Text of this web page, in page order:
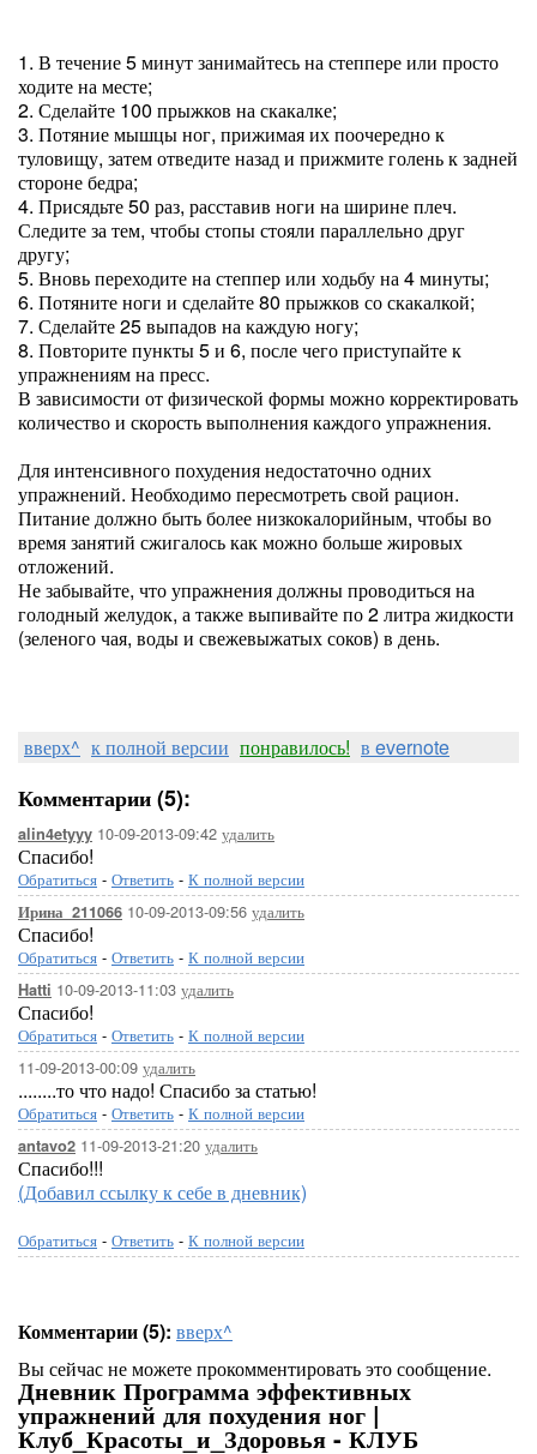
1. В течение 5 минут занимайтесь на степпере или просто
ходите на месте;
2. Сделайте 100 прыжков на скакалке;
3. Потяние мышцы ног, прижимая их поочередно к
туловищу, затем отведите назад и прижмите голень к задней
стороне бедра;
4. Присядьте 50 раз, расставив ноги на ширине плеч.
Следите за тем, чтобы стопы стояли параллельно друг
другу;
5. Вновь переходите на степпер или ходьбу на 4 минуты;
6. Потяните ноги и сделайте 80 прыжков со скакалкой;
7. Сделайте 25 выпадов на каждую ногу;
8. Повторите пункты 5 и 6, после чего приступайте к
упражнениям на пресс.
В зависимости от физической формы можно корректировать
количество и скорость выполнения каждого упражнения.
Для интенсивного похудения недостаточно одних
упражнений. Необходимо пересмотреть свой рацион.
Питание должно быть более низкокалорийным, чтобы во
время занятий сжигалось как можно больше жировых
отложений.
Не забывайте, что упражнения должны проводиться на
голодный желудок, а также выпивайте по 2 литра жидкости
(зеленого чая, воды и свежевыжатых соков) в день.
вверх^ к полной версии понравилось! в evernote
Комментарии (5):
alin4etyyy 10-09-2013-09:42 удалить
Спасибо!
Обратиться - Ответить - К полной версии
Ирина_211066 10-09-2013-09:56 удалить
Спасибо!
Обратиться - Ответить - К полной версии
Hatti 10-09-2013-11:03 удалить
Спасибо!
Обратиться - Ответить - К полной версии
11-09-2013-00:09 удалить
........то что надо! Спасибо за статью!
Обратиться - Ответить - К полной версии
antavo2 11-09-2013-21:20 удалить
Спасибо!!!
(Добавил ссылку к себе в дневник)
Обратиться - Ответить - К полной версии
Комментарии (5): вверх^
Вы сейчас не можете прокомментировать это сообщение.
Дневник Программа эффективных
упражнений для похудения ног |
Клуб_Красоты_и_Здоровья - КЛУБ